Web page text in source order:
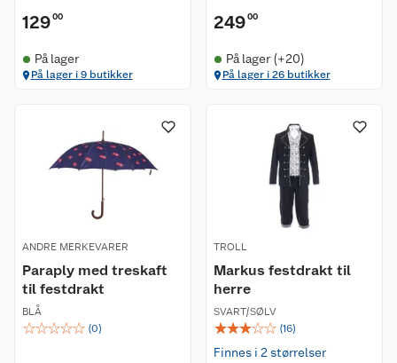
12900
På lager
På lager i 9 butikker
24900
På lager (+20)
På lager i 26 butikker
ANDRE MERKEVARER
Paraply med treskaft
til festdrakt
BLÅ
☆☆☆☆☆ (0)
TROLL
Markus festdrakt til
herre
SVART/SØLV
☆☆☆☆☆ (16)
Finnes i 2 størrelser